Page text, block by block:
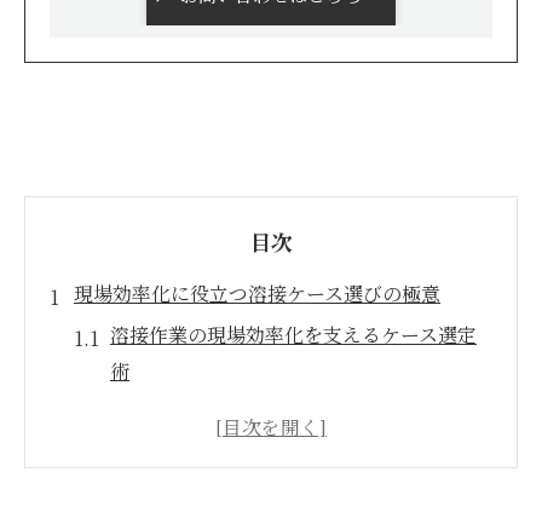
目次
現場効率化に役立つ溶接ケース選びの極意
溶接作業の現場効率化を支えるケース選定
術
溶接に最適なケースの特徴と見極め方